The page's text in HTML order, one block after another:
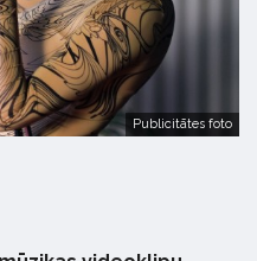
Publicitātes foto